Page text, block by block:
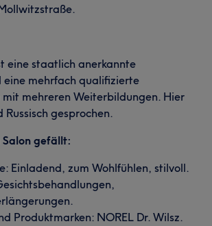
eine staatlich anerkannte
eine mehrfach qualifizierte
mehreren Weiterbildungen. Hier
gesprochen.
Salon gefällt:
Einladend, zum Wohlfühlen, stilvoll.
Produktmarken: NOREL Dr. Wilsz.